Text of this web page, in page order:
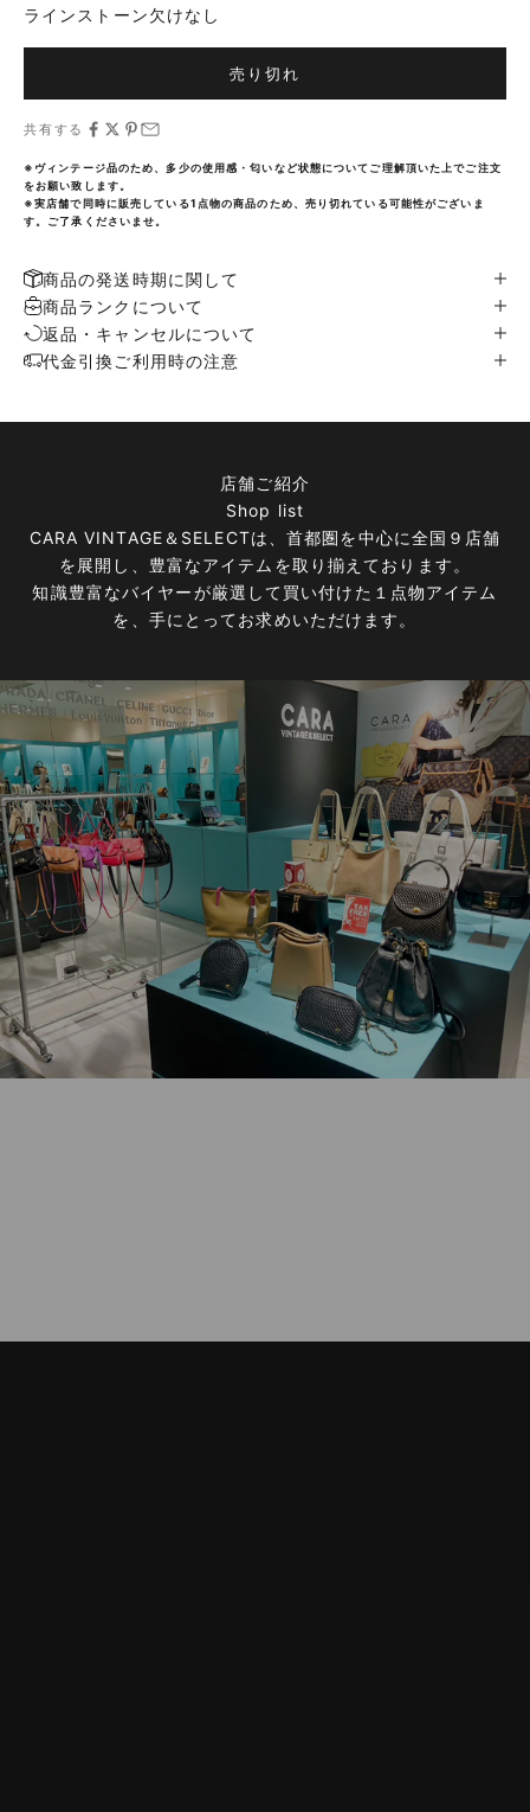
ラインストーン欠けなし
売り切れ
共有する
※ヴィンテージ品のため、多少の使用感・匂いなど状態についてご理解頂いた上でご注文
をお願い致します。
※実店舗で同時に販売している1点物の商品のため、売り切れている可能性がございま
す。ご了承くださいませ。
商品の発送時期に関して
商品ランクについて
返品・キャンセルについて
代金引換ご利用時の注意
店舗ご紹介
Shop list
CARA VINTAGE＆SELECTは、首都圏を中心に全国９店舗
を展開し、豊富なアイテムを取り揃えております。
知識豊富なバイヤーが厳選して買い付けた１点物アイテム
を、手にとってお求めいただけます。